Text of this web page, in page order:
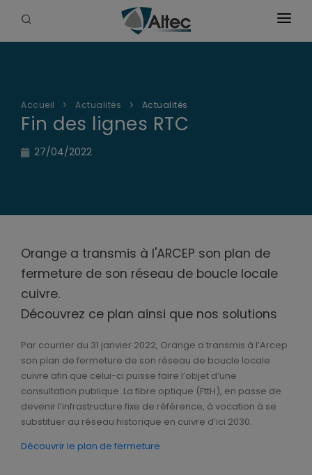
Accueil
Solutions & vidéos
Sirènes intérieures
Contact
Accueil Actualités Actualités
Fin des lignes RTC
27/04/2022
Orange a transmis à l'ARCEP son plan de
fermeture de son réseau de boucle locale
cuivre.
Découvrez ce plan ainsi que nos solutions
Par courrier du 31 janvier 2022, Orange a transmis à l’Arcep
son plan de fermeture de son réseau de boucle locale
cuivre afin que celui-ci puisse faire l’objet d’une
consultation publique. La fibre optique (FttH), en passe de
devenir l’infrastructure fixe de référence, à vocation à se
substituer au réseau historique en cuivre d’ici 2030.
Découvrir le plan de fermeture